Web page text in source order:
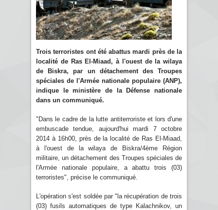
Trois terroristes ont été abattus mardi près de la
localité de Ras El-Miaad, à l'ouest de la wilaya
de Biskra, par un détachement des Troupes
spéciales de l'Armée nationale populaire (ANP),
indique le ministère de la Défense nationale
dans un communiqué.
"Dans le cadre de la lutte antiterroriste et lors d'une
embuscade tendue, aujourd'hui mardi 7 octobre
2014 à 16h00, près de la localité de Ras El-Miaad,
à l'ouest de la wilaya de Biskra/4ème Région
militaire, un détachement des Troupes spéciales de
l'Armée nationale populaire, a abattu trois (03)
terroristes", précise le communiqué.
L'opération s'est soldée par "la récupération de trois
(03) fusils automatiques de type Kalachnikov, un